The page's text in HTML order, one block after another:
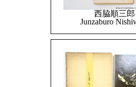
西脇順三郎
Junzaburo